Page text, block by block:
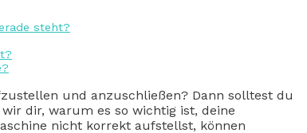
steht?
und anzuschließen? Dann solltest du
dir, warum es so wichtig ist, deine
nicht korrekt aufstellst, können